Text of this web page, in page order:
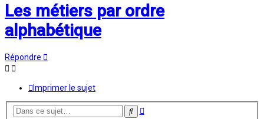
Les métiers par ordre
alphabétique
Répondre
Imprimer le sujet
Rechercher
Recherche